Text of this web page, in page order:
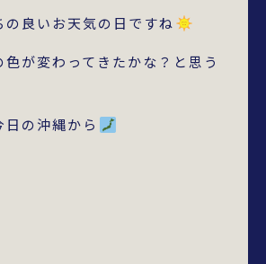
の良いお天気の日ですね
が変わってきたかな？と思う
の沖縄から